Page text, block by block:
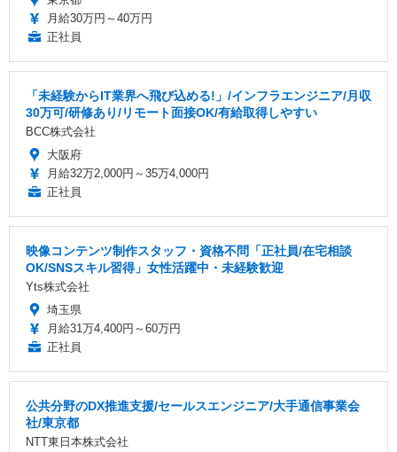
月給30万円～40万円
正社員
「未経験からIT業界へ飛び込める!」/インフラエンジニア/月収
30万可/研修あり/リモート面接OK/有給取得しやすい
BCC株式会社
大阪府
月給32万2,000円～35万4,000円
正社員
映像コンテンツ制作スタッフ・資格不問「正社員/在宅相談
OK/SNSスキル習得」女性活躍中・未経験歓迎
Yts株式会社
埼玉県
月給31万4,400円～60万円
正社員
公共分野のDX推進支援/セールスエンジニア/大手通信事業会
社/東京都
NTT東日本株式会社